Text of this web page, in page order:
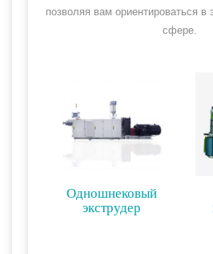
позволяя вам ориентироваться
сфере.
Одношнековый
экструдер